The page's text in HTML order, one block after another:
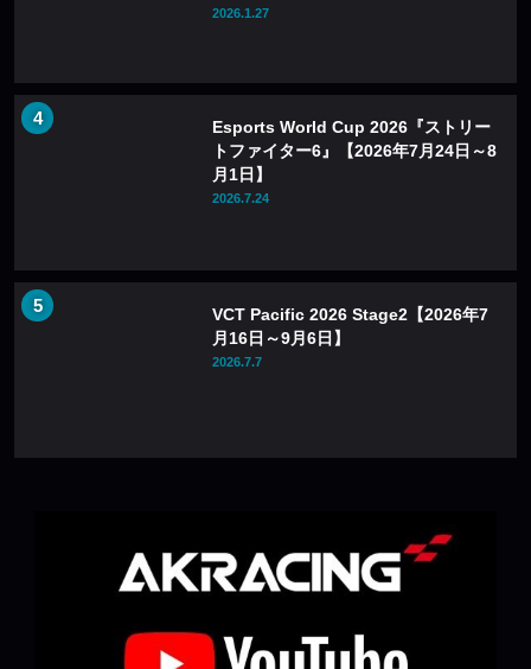
2026.1.27
Esports World Cup 2026『ストリー
トファイター6』【2026年7月24日～8
月1日】
2026.7.24
VCT Pacific 2026 Stage2【2026年7
月16日～9月6日】
2026.7.7